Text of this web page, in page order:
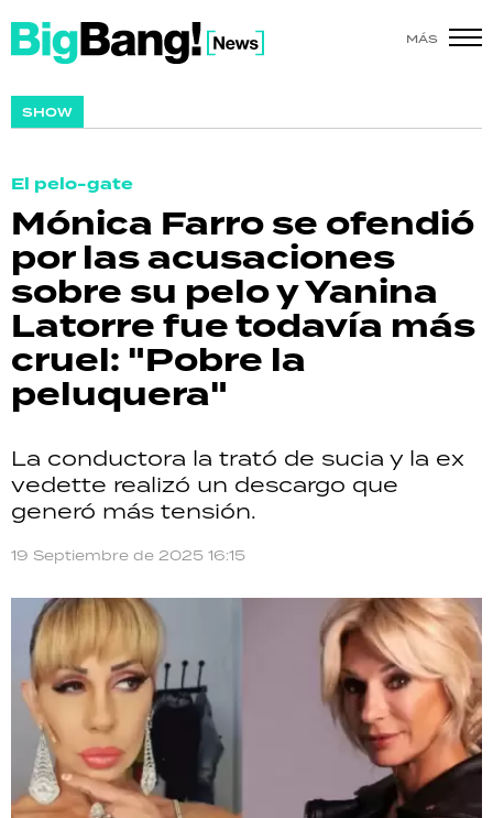
MÁS
SHOW
El pelo-gate
Mónica Farro se ofendió
por las acusaciones
sobre su pelo y Yanina
Latorre fue todavía más
cruel: "Pobre la
peluquera"
La conductora la trató de sucia y la ex
vedette realizó un descargo que
generó más tensión.
19 Septiembre de 2025 16:15
SHOW
ACTUALIDAD
POLICIALES
ECONOMÍA
GRAN HERMANO
SALUD
DEPORTES
TECNOLOGÍA
RECETAS
PALABRAS
HORÓSCOPO
Seguinos